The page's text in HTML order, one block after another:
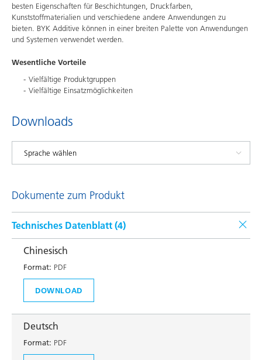
besten Eigenschaften für Beschichtungen, Druckfarben,
Kunststoffmaterialien und verschiedene andere Anwendungen zu
bieten. BYK Additive können in einer breiten Palette von Anwendungen
und Systemen verwendet werden.
Wesentliche Vorteile
Vielfältige Produktgruppen
Vielfältige Einsatzmöglichkeiten
Downloads
Dokumente zum Produkt
Technisches Datenblatt (4)
Chinesisch
Format: PDF
DOWNLOAD
Deutsch
Format: PDF